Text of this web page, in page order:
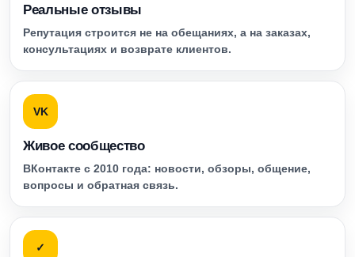
Реальные отзывы
Репутация строится не на обещаниях, а на заказах,
консультациях и возврате клиентов.
VK
Живое сообщество
ВКонтакте с 2010 года: новости, обзоры, общение,
вопросы и обратная связь.
✓